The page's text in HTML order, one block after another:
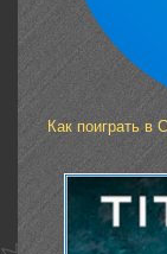
Как поиграть в